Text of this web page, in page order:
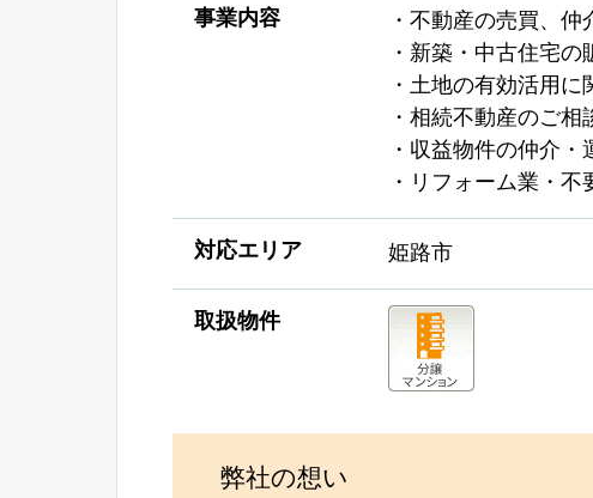
事業内容
・不動産の売買、仲
・新築・中古住宅の
・土地の有効活用
・相続不動産のご相
・収益物件の仲介・
・リフォーム業・
対応エリア 姫路市
取扱物件
弊社の想い